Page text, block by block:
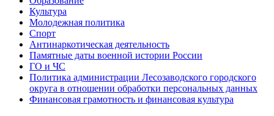
Культура
Молодежная политика
Спорт
Антинаркотическая деятельность
Памятные даты военной истории России
ГО и ЧС
Политика администрации Лесозаводского городского
округа в отношении обработки персональных данных
Финансовая грамотность и финансовая культура